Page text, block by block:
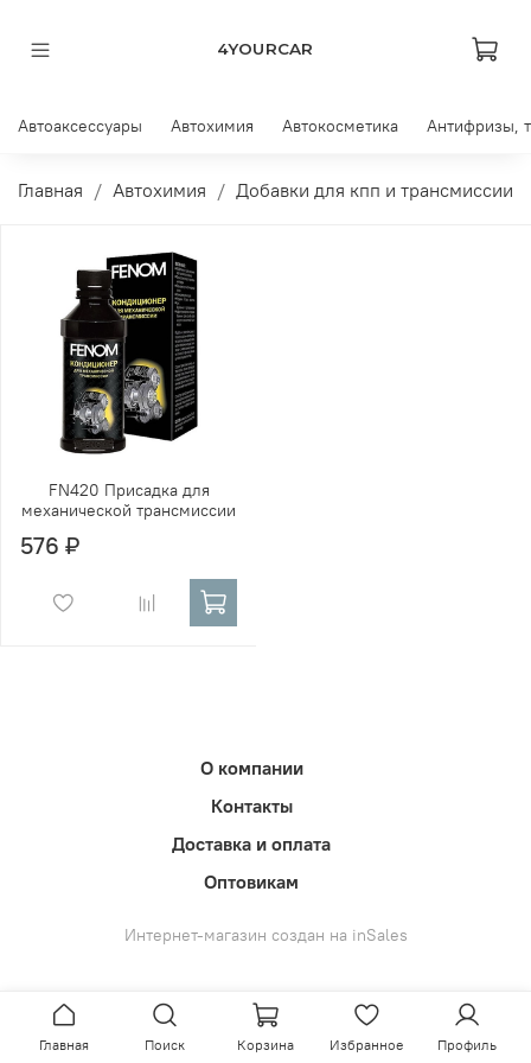
4YOURCAR
Автоаксессуары Автохимия Автокосметика Антифризы,
Главная Автохимия Добавки для кпп и трансмиссии
FN420 Присадка для
механической трансмиссии
576 ₽
О компании
Контакты
Доставка и оплата
Оптовикам
Интернет-магазин создан на inSales
Главная Поиск Корзина Избранное Профиль